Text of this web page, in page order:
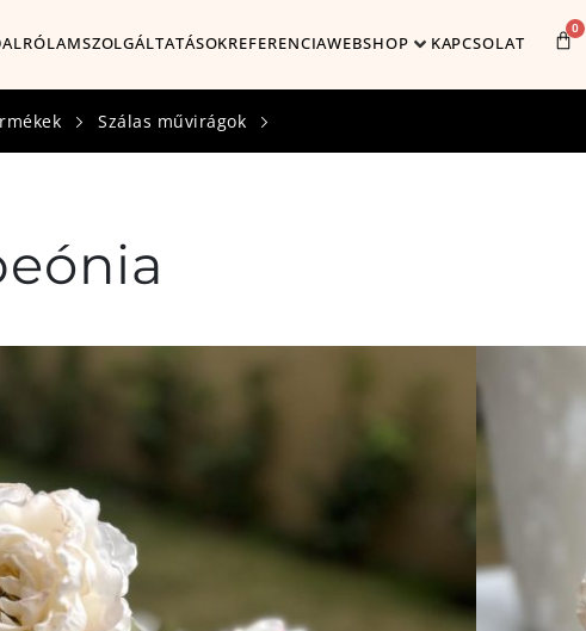
RÓLAMSZOLGÁLTATÁSOKREFERENCIAWEBSHOP KAPCSOLAT
0
Szálas művirágok
Cikkszám:
1223
3,990